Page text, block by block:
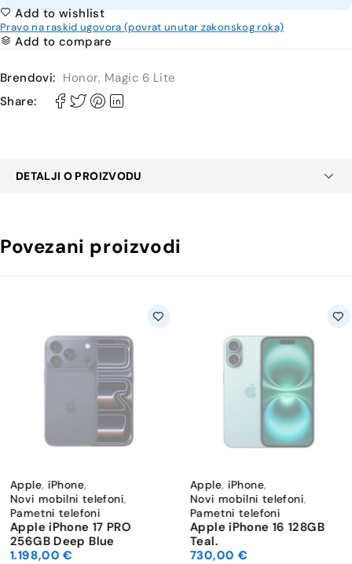
Add to wishlist
Pravo na raskid ugovora (povrat unutar zakonskog roka)
Add to compare
Brendovi: Honor, Magic 6 Lite
Share:
DETALJI O PROIZVODU
Povezani proizvodi
Apple, iPhone,
Novi mobilni telefoni,
Pametni telefoni
Apple iPhone 17 PRO
256GB Deep Blue
1.198,00 €
Apple, iPhone,
Novi mobilni telefoni,
Pametni telefoni
Apple iPhone 16 128GB
Teal.
730,00 €